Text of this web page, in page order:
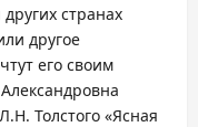
странах
другое
его своим
Толстого «Ясная